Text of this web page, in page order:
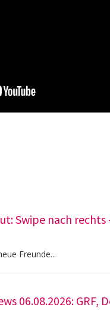
Swipe nach
Freunde...
06.08.2026: